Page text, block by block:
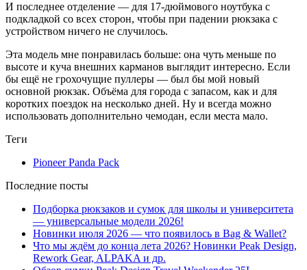
И последнее отделение — для 17-дюймового ноутбука с
подкладкой со всех сторон, чтобы при падении рюкзака с
устройством ничего не случилось.
Эта модель мне понравилась больше: она чуть меньше по
высоте и куча внешних карманов выглядит интересно. Если
бы ещё не грохочущие пуллеры — был бы мой новый
основной рюкзак. Объёма для города с запасом, как и для
коротких поездок на несколько дней. Ну и всегда можно
использовать дополнительно чемодан, если места мало.
Теги
Pioneer Panda Pack
Последние посты
Подборка рюкзаков и сумок для школы и университета
— универсальные модели 2026!
Новинки июля 2026 — что появилось в Bag & Wallet?
Что мы ждём до конца лета 2026? Новинки Peak Design,
Rework Gear, ALPAKA и др.